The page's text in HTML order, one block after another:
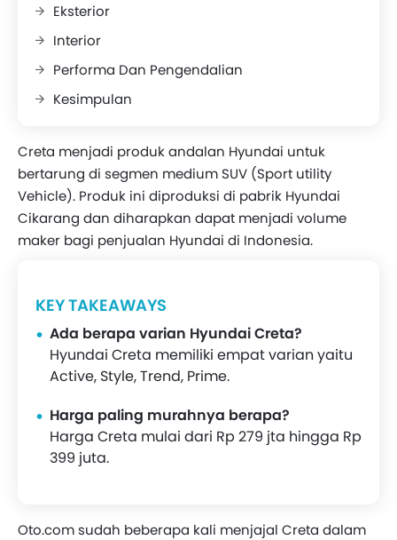
Eksterior
Interior
Performa Dan Pengendalian
Kesimpulan
Creta menjadi produk andalan Hyundai untuk
bertarung di segmen medium SUV (Sport utility
Vehicle). Produk ini diproduksi di pabrik Hyundai
Cikarang dan diharapkan dapat menjadi volume
maker bagi penjualan Hyundai di Indonesia.
KEY TAKEAWAYS
Ada berapa varian Hyundai Creta?
Hyundai Creta memiliki empat varian yaitu
Active, Style, Trend, Prime.
Harga paling murahnya berapa?
Harga Creta mulai dari Rp 279 jta hingga Rp
399 juta.
Oto.com sudah beberapa kali menjajal Creta dalam